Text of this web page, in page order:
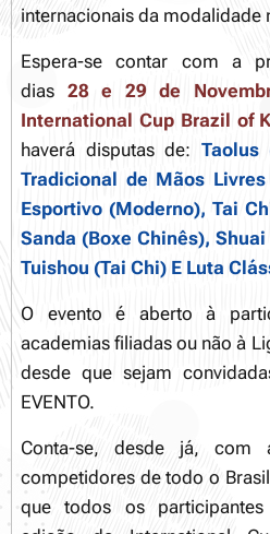
internacionais da modalidade
Espera-se contar com a
dias 28 e 29 de
International Cup Brazil of
haverá disputas de: Taolus
Tradicional de Mãos
Esportivo (Moderno), Tai
Sanda (Boxe Chinês),
Tuishou (Tai Chi) E Luta
O evento é aberto à
academias filiadas ou não à
desde que sejam
EVENTO.
Conta-se, desde já, com
competidores de todo o
que todos os